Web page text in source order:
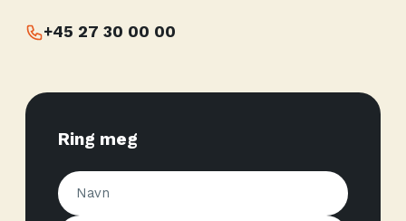
+45 27 30 00 00
Ring meg